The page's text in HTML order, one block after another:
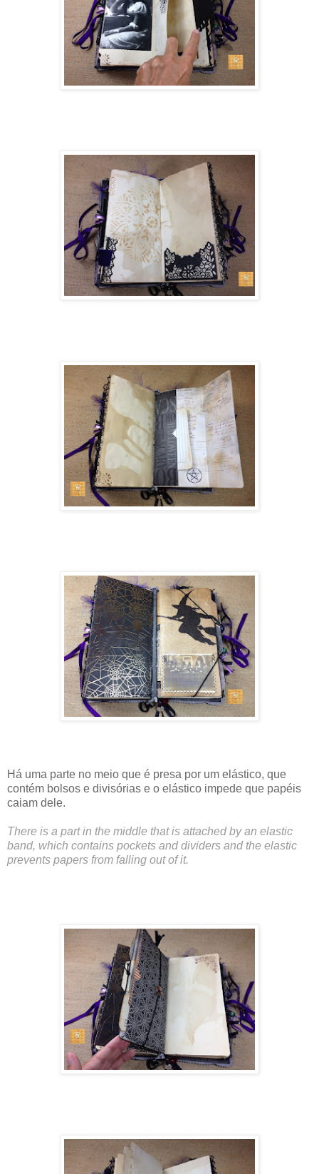
Há uma parte no meio que é presa por um elástico, que
contém bolsos e divisórias e o elástico impede que papéis
caiam dele.
There is a part in the middle that is attached by an elastic
band, which contains pockets and dividers and the elastic
prevents papers from falling out of it.